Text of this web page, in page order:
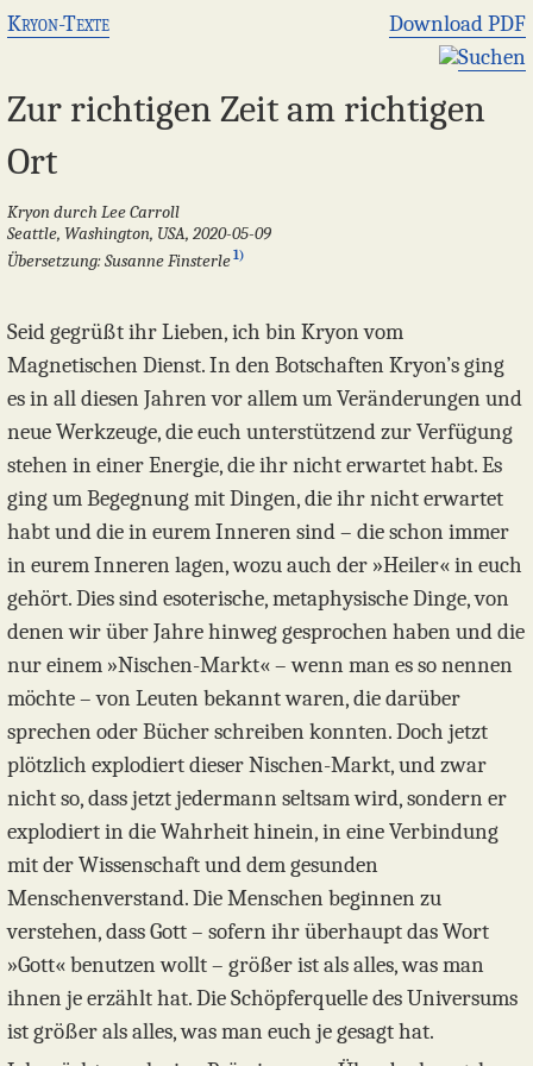
Kryon-Texte
Download PDF
Suchen
Zur richtigen Zeit am richtigen
Ort
Kryon durch Lee Carroll
Seattle, Washington, USA, 2020-05-09
Übersetzung: Susanne Finsterle1)
Seid gegrüßt ihr Lieben, ich bin Kryon vom
Magnetischen Dienst. In den Botschaften Kryon’s ging
es in all diesen Jahren vor allem um Veränderungen und
neue Werkzeuge, die euch unterstützend zur Verfügung
stehen in einer Energie, die ihr nicht erwartet habt. Es
ging um Begegnung mit Dingen, die ihr nicht erwartet
habt und die in eurem Inneren sind – die schon immer
in eurem Inneren lagen, wozu auch der »Heiler« in euch
gehört. Dies sind esoterische, metaphysische Dinge, von
denen wir über Jahre hinweg gesprochen haben und die
nur einem »Nischen-Markt« – wenn man es so nennen
möchte – von Leuten bekannt waren, die darüber
sprechen oder Bücher schreiben konnten. Doch jetzt
plötzlich explodiert dieser Nischen-Markt, und zwar
nicht so, dass jetzt jedermann seltsam wird, sondern er
explodiert in die Wahrheit hinein, in eine Verbindung
mit der Wissenschaft und dem gesunden
Menschenverstand. Die Menschen beginnen zu
verstehen, dass Gott – sofern ihr überhaupt das Wort
»Gott« benutzen wollt – größer ist als alles, was man
ihnen je erzählt hat. Die Schöpferquelle des Universums
ist größer als alles, was man euch je gesagt hat.